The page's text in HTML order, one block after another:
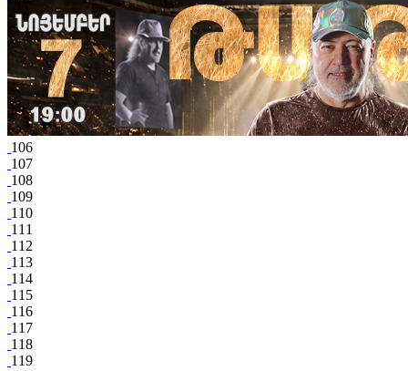
106
107
108
109
110
111
112
113
114
115
116
117
118
119